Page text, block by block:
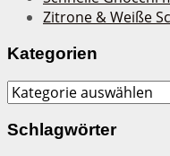
Zitrone & Weiße
Kategorien
Kategorien
Schlagwörter